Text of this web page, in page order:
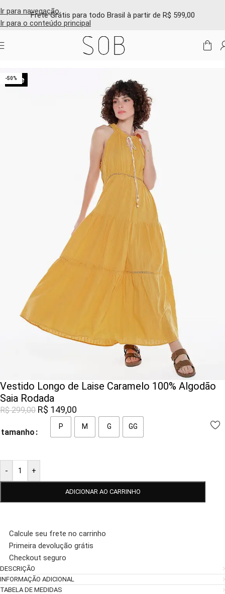
Ir para navegação
Ir para o conteúdo principal
Frete Grátis para todo Brasil à partir de R$ 599,00
Início Ultimas Peças
-50%
Sale
Vestido Longo de Laise Caramelo 100% Algodão
Saia Rodada
R$299,00 R$ 149,00
tamanho
P M G GG
- +
ADICIONAR AO CARRINHO
Calcule seu frete no carrinho
Primeira devolução grátis
Checkout seguro
DESCRIÇÃO
INFORMAÇÃO ADICIONAL
TABELA DE MEDIDAS